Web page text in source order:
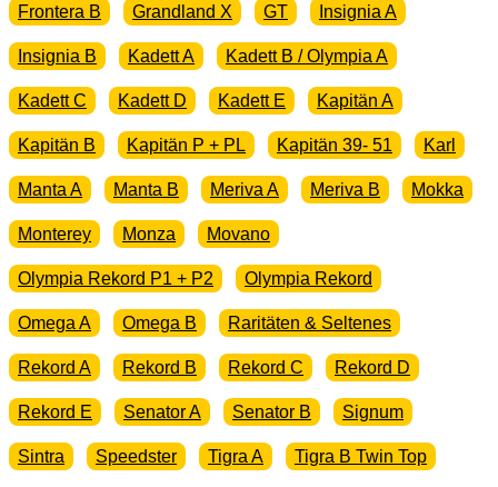
Frontera B Grandland X GT Insignia A
Insignia B Kadett A Kadett B / Olympia A
Kadett C Kadett D Kadett E Kapitän A
Kapitän B Kapitän P + PL Kapitän 39- 51 Karl
Manta A Manta B Meriva A Meriva B Mokka
Monterey Monza Movano
Olympia Rekord P1 + P2 Olympia Rekord
Omega A Omega B Raritäten & Seltenes
Rekord A Rekord B Rekord C Rekord D
Rekord E Senator A Senator B Signum
Sintra Speedster Tigra A Tigra B Twin Top